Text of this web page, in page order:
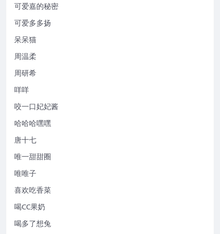
可爱嘉的秘密
可爱多多扬
呆呆猫
周温柔
周研希
咩咩
咬一口妃妃酱
哈哈哈嘿嘿
唐十七
唯一甜甜圈
唯唯子
喜欢吃香菜
喝CC果奶
喝多了想兔